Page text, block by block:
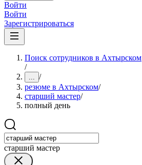
Войти
Войти
Зарегистрироваться
Поиск сотрудников в Ахтырском
/
... /
резюме в Ахтырском/
старший мастер/
полный день
старший мастер